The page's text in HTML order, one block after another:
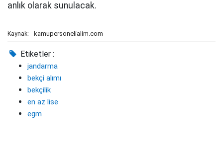
anlık olarak sunulacak.
Kaynak: kamupersonelialim.com
Etiketler :
jandarma
bekçi alımı
bekçilik
en az lise
egm